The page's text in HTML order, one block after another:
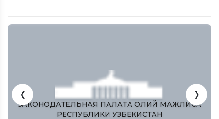
ЗАКОНОДАТЕЛЬНАЯ ПАЛАТА ОЛИЙ МАЖЛИСА
РЕСПУБЛИКИ УЗБЕКИСТАН
❮ ❯